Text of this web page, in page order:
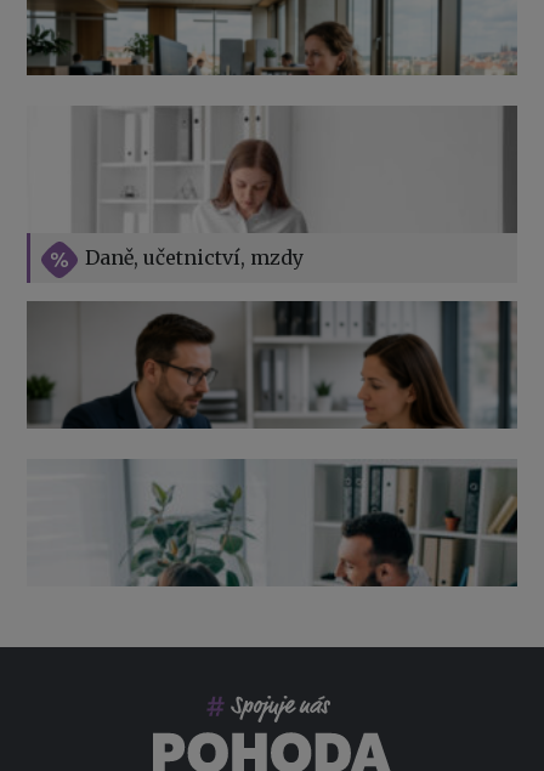
Daně, učetnictví, mzdy
Vše o překážkách v práci na straně zaměstnavatele
Výpověď ze zdravotních důvodů 2026 – průvodce pro
zaměstnavatele
Přehledy pro OSSZ a zdravotní pojišťovny – jak na ně
v roce 2026